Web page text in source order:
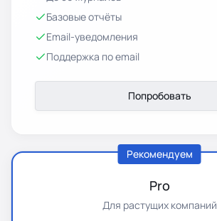
Базовые отчёты
Email-уведомления
Поддержка по email
Попробовать
Рекомендуем
Pro
Для растущих компаний